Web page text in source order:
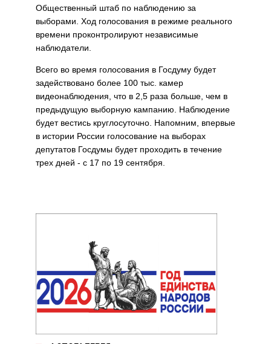
Общественный штаб по наблюдению за
выборами. Ход голосования в режиме реального
времени проконтролируют независимые
наблюдатели.
Всего во время голосования в Госдуму будет
задействовано более 100 тыс. камер
видеонаблюдения, что в 2,5 раза больше, чем в
предыдущую выборную кампанию. Наблюдение
будет вестись круглосуточно. Напомним, впервые
в истории России голосование на выборах
депутатов Госдумы будет проходить в течение
трех дней - с 17 по 19 сентября.